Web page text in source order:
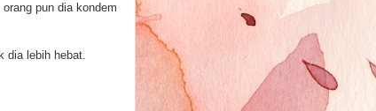
pun dia kondem
dia lebih hebat.